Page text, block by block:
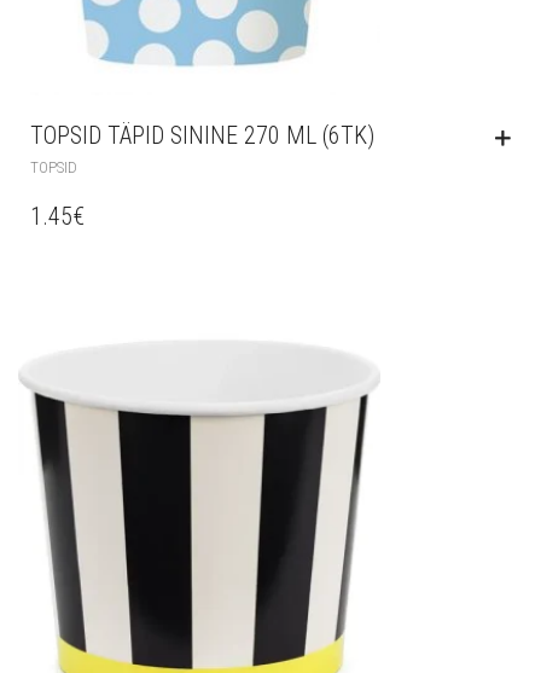
TOPSID TÄPID SININE 270 ML (6TK)
TOPSID
1.45€